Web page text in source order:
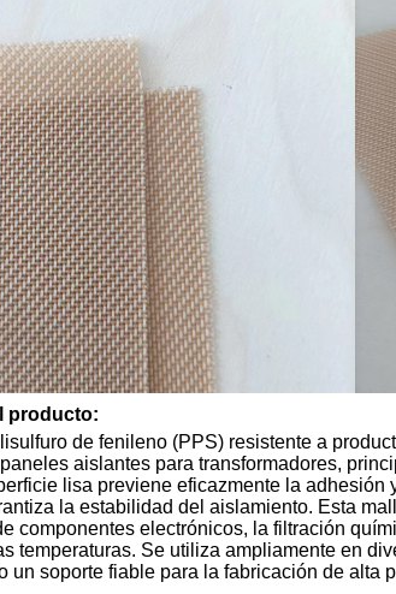
producto:
de fenileno (PPS) resistente a
aislantes para transformadores,
lisa previene eficazmente la
la estabilidad del aislamiento. Esta
componentes electrónicos, la filtración
temperaturas. Se utiliza ampliamente en
un soporte fiable para la fabricación de alta